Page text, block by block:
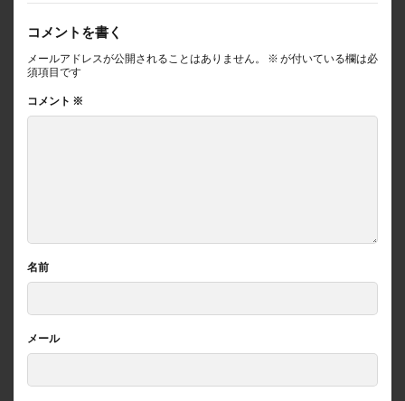
コメントを書く
メールアドレスが公開されることはありません。 ※ が付いている欄は必
須項目です
コメント ※
名前
メール